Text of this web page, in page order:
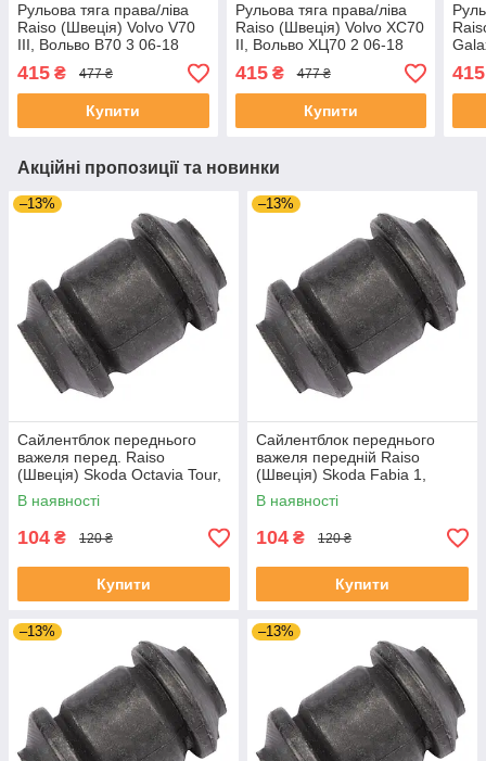
Рульова тяга права/ліва
Raiso (Швеція) Volvo V70
III, Вольво В70 3 06-18
#RL-307250V UAEDFZG4
415 ₴ 477 ₴
Купити
Рульова тяга права/ліва
Raiso (Швеція) Volvo XC70
II, Вольво ХЦ70 2 06-18
#RL-307250V UAIFPJH4
415₴ 477 ₴
Купити
06-
415
Акційні пропозиції та новинки
–13%
Сайлентблок переднього
важеля перед. Raiso
(Швеція) Skoda Octavia Tour,
Октавія Тур 96- #RL-1J0182V
UAJOTLS4
В наявності
104 ₴ 120 ₴
Купити
–13%
Сайлентблок переднього
важеля передній Raiso
(Швеція) Skoda Fabia 1,
Шкода Фабія 1 99-08 #RL-
1J0182V UAXPUCH4
В наявності
104 ₴ 120 ₴
Купити
–13% –13%